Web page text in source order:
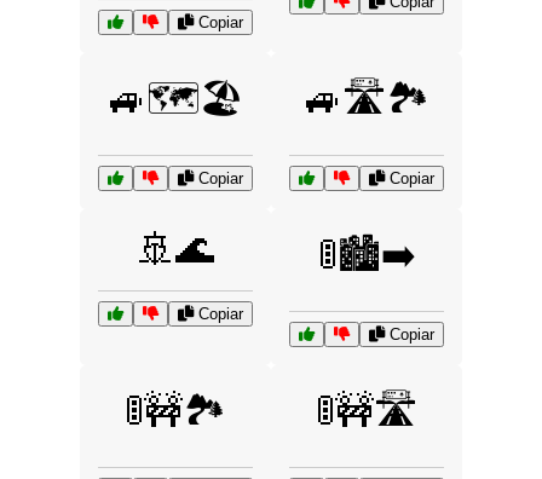
Copiar
🚙🗺️🏖️
Copiar
🚙🛣️🏞️
Copiar
🚢🌊
Copiar
🚦🏙️➡️
Copiar
🚦🚧🏞️ 🚦🚧🛣️